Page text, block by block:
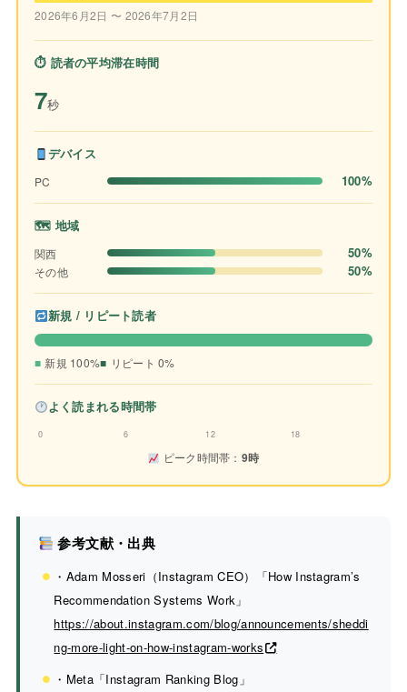
2026年6月2日 〜 2026年7月2日
⏱ 読者の平均滞在時間
7秒
デバイス
PC 100%
🗺 地域
関西 50%
その他 50%
新規 / リピート読者
新規 100% リピート 0%
よく読まれる時間帯
0 6 12 18
ピーク時間帯： 9時
参考文献・出典
・Adam Mosseri（Instagram CEO）「How Instagram’s
Recommendation Systems Work」
https://about.instagram.com/blog/announcements/sheddi
ng-more-light-on-how-instagram-works
・Meta「Instagram Ranking Blog」